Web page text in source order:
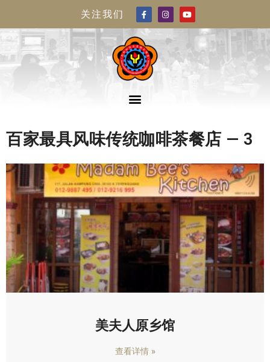
关注我们
百家最具风味传统咖啡茶餐店 — 3
美夫人原乡馆
查看详情 »